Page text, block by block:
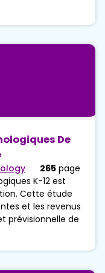
De
265 page
K-12 est
Cette étude
et les revenus
prévisionnelle de